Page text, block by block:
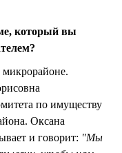
который вы
по имуществу
Оксана
и говорит: "Мы